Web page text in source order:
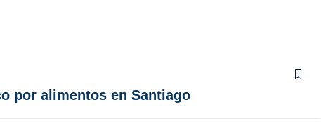
por alimentos en Santiago